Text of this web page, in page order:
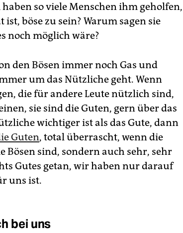
so viele Menschen ihm geholfen,
böse zu sein? Warum sagen sie
noch möglich wäre?
den Bösen immer noch Gas und
um das Nützliche geht. Wenn
die für andere Leute nützlich sind,
sie sind die Guten, gern über das
wichtiger ist als das Gute, dann
Guten, total überrascht, wenn die
sind, sondern auch sehr, sehr
Gutes getan, wir haben nur darauf
uns ist.
bei uns